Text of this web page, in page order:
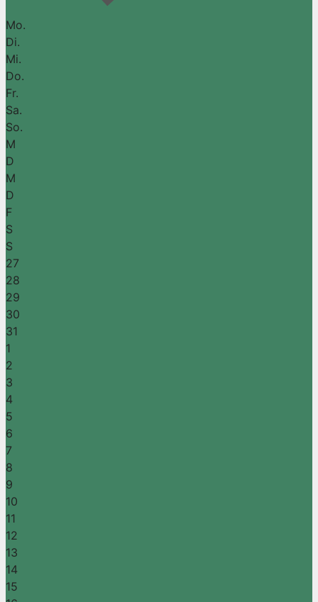
Mo.
Di.
Mi.
Do.
Fr.
Sa.
So.
M
D
M
D
F
S
S
27
28
29
30
31
1
2
3
4
5
6
7
8
9
10
11
12
13
14
15